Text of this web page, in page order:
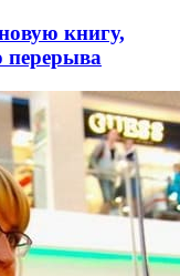
книгу,
перерыва